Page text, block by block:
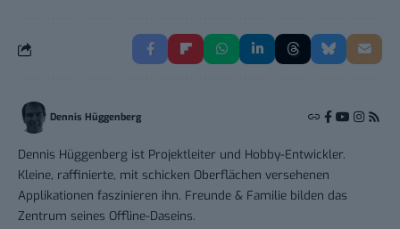
Dennis Hüggenberg
Dennis Hüggenberg ist Projektleiter und Hobby-Entwickler.
Kleine, raffinierte, mit schicken Oberflächen versehenen
Applikationen faszinieren ihn. Freunde & Familie bilden das
Zentrum seines Offline-Daseins.